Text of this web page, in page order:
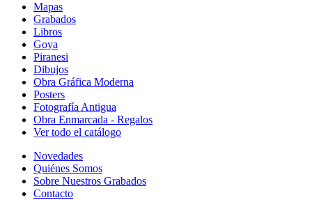
Mapas
Grabados
Libros
Goya
Piranesi
Dibujos
Obra Gráfica Moderna
Posters
Fotografía Antigua
Obra Enmarcada - Regalos
Ver todo el catálogo
Novedades
Quiénes Somos
Sobre Nuestros Grabados
Contacto